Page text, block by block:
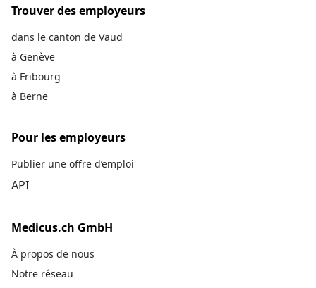
Trouver des employeurs
dans le canton de Vaud
à Genève
à Fribourg
à Berne
Pour les employeurs
Publier une offre d’emploi
API
Medicus.ch GmbH
À propos de nous
Notre réseau